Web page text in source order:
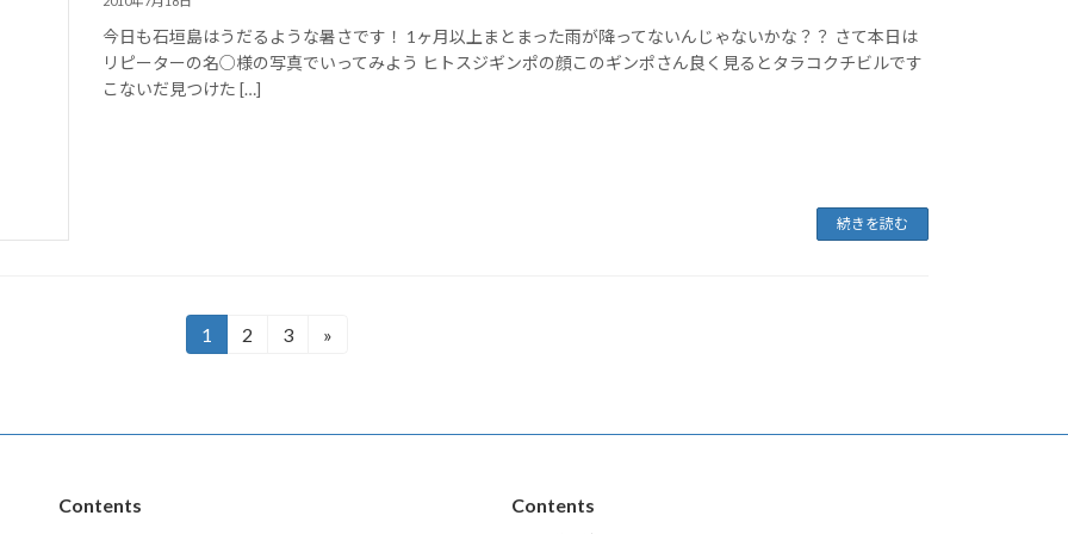
今日も石垣島はうだるような暑さです！ 1ヶ月以上まとまった雨が降ってないんじゃないかな？？ さて本日は
リピーターの名○様の写真でいってみよう ヒトスジギンポの顔このギンポさん良く見るとタラコクチビルです
こないだ見つけた […]
続きを読む
固
1
固
2
固
3 »
Contents Contents